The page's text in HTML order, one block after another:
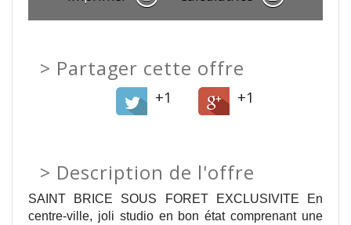
Partager cette offre
+1 +1
> Description de l'offre
SAINT BRICE SOUS FORET EXCLUSIVITE En
centre-ville, joli studio en bon état comprenant une